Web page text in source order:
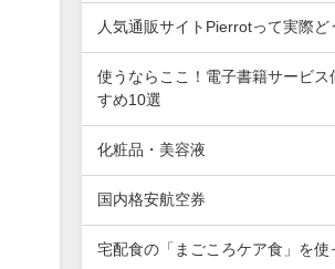
人気通販サイトPierrotって実際ど
使うならここ！電子書籍サービス
すめ10選
化粧品・美容液
国内格安航空券
宅配食の「まごころケア食」を使